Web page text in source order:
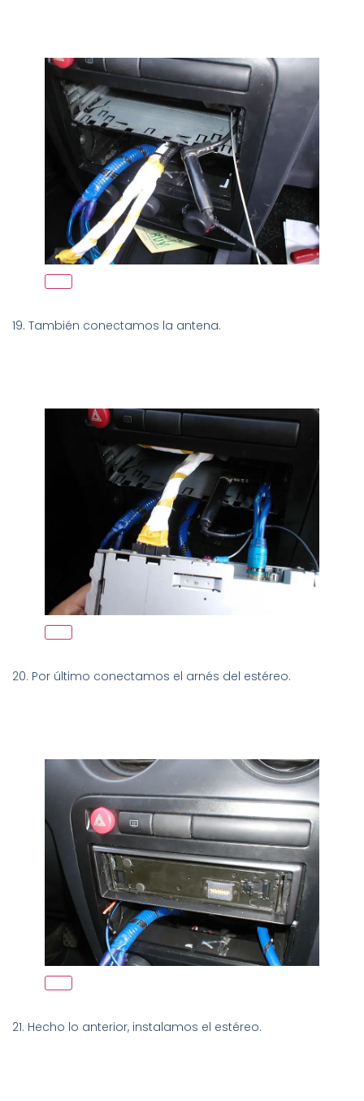
19. También conectamos la antena.
20. Por último conectamos el arnés del estéreo.
21. Hecho lo anterior, instalamos el estéreo.